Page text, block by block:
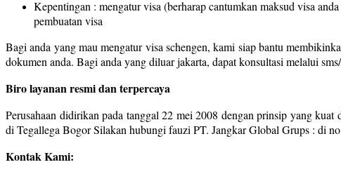
Kepentingan : mengatur visa (berharap cantumkan maksud visa
pembuatan visa
Bagi anda yang mau mengatur visa schengen, kami siap bantu
dokumen anda. Bagi anda yang diluar jakarta, dapat konsultasi melalui
Biro layanan resmi dan terpercaya
Perusahaan didirikan pada tanggal 22 mei 2008 dengan prinsip yang
di Tegallega Bogor Silakan hubungi fauzi PT. Jangkar Global Grups : di
Kontak Kami: